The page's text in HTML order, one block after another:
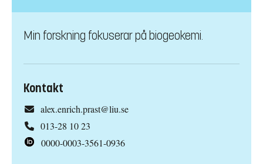
Min forskning fokuserar på biogeokemi.
Kontakt
alex.enrich.prast@liu.se
013-28 10 23
0000-0003-3561-0936